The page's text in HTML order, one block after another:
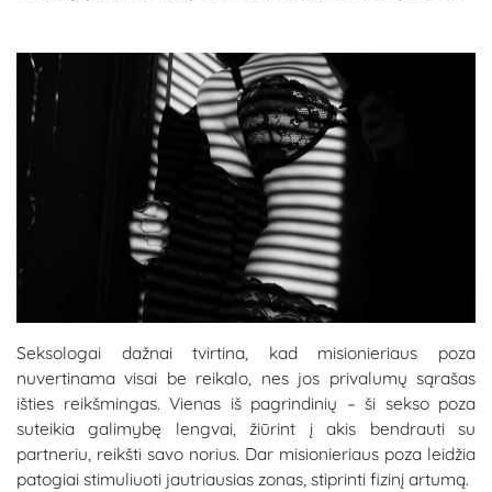
Seksologai dažnai tvirtina, kad misionieriaus poza
nuvertinama visai be reikalo, nes jos privalumų sąrašas
išties reikšmingas. Vienas iš pagrindinių – ši sekso poza
suteikia galimybę lengvai, žiūrint į akis bendrauti su
partneriu, reikšti savo norius. Dar misionieriaus poza leidžia
patogiai stimuliuoti jautriausias zonas, stiprinti fizinį artumą.